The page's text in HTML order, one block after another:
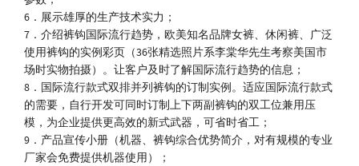
6．展示雄厚的生产技术实力；
7．介绍裤钩国际流行趋势，欧美知名品牌女裤、休闲裤、广泛
使用裤钩的实例彩页（36张精选照片系李棠华先生考察美国市
场时实物拍摄）。让客户及时了解国际流行趋势的信息；
8．国际流行款式双排并列裤钩的订制实例。适应国际流行款式
的需要，自行开发可同时订制上下两副裤钩的双工位兼用压
模，为企业提供更高效的新式武器，可省时省工；
9．产品宣传小册（机器、裤钩综合优势简介，对有规模的专业
厂家会免费提供机器使用）；